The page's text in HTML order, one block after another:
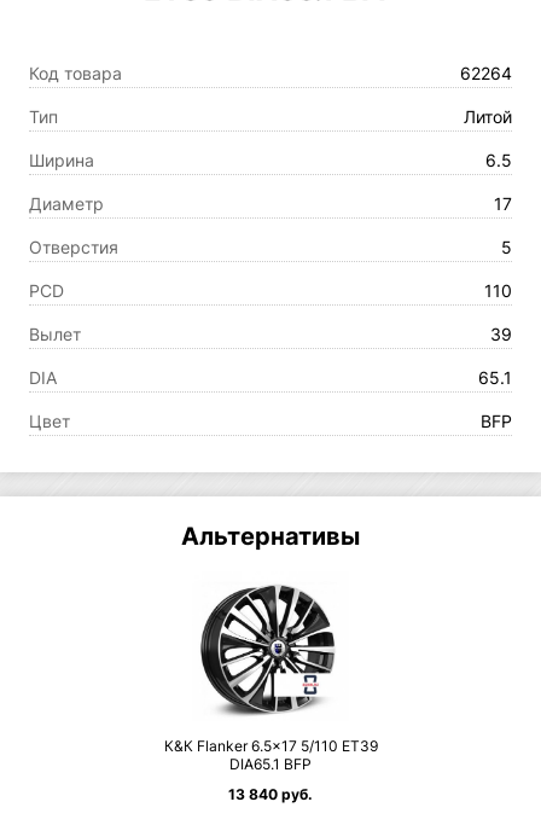
Код товара 62264
Тип Литой
Ширина 6.5
Диаметр 17
Отверстия 5
PCD 110
Вылет 39
DIA 65.1
Цвет BFP
Альтернативы
К&К Flanker 6.5×17 5/110 ET39
DIA65.1 BFP
13 840 руб.